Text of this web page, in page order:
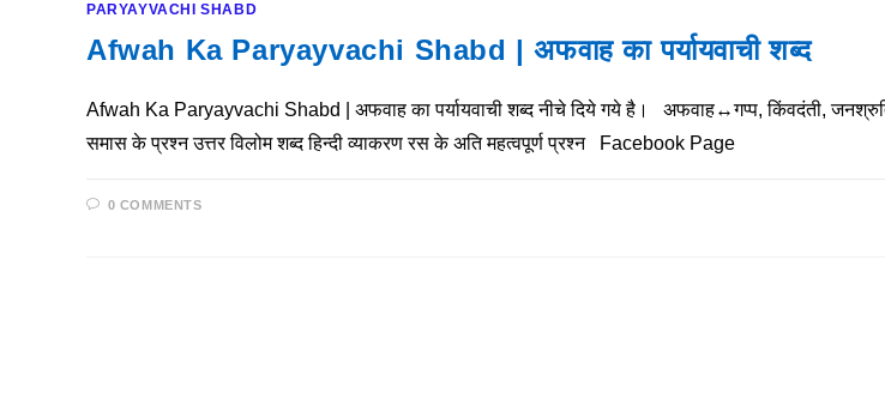
PARYAYVACHI SHABD
Afwah Ka Paryayvachi Shabd | अफवाह का पर्यायवाची शब्द
Afwah Ka Paryayvachi Shabd | अफवाह का पर्यायवाची शब्द नीचे दिये गये है। अफवाह↔गप्प, किंवदंती,
समास के प्रश्न उत्तर विलोम शब्द हिन्दी व्याकरण रस के अति महत्वपूर्ण प्रश्न Facebook Page
0 COMMENTS